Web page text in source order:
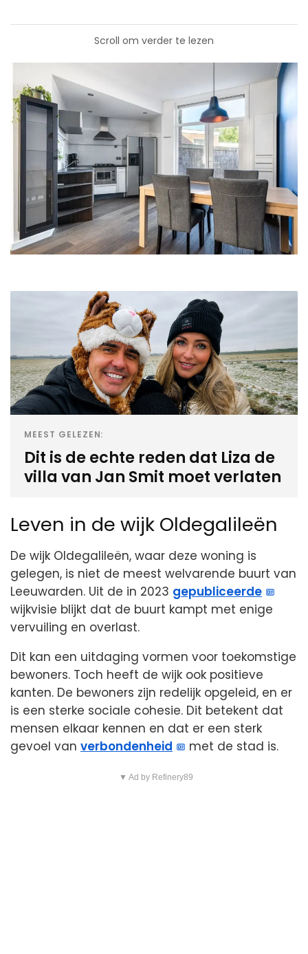
Scroll om verder te lezen
MEEST GELEZEN:
Dit is de echte reden dat Liza de
villa van Jan Smit moet verlaten
Leven in de wijk Oldegalileën
De wijk Oldegalileën, waar deze woning is
gelegen, is niet de meest welvarende buurt van
Leeuwarden. Uit de in 2023 gepubliceerde
wijkvisie blijkt dat de buurt kampt met enige
vervuiling en overlast.
Dit kan een uitdaging vormen voor toekomstige
bewoners. Toch heeft de wijk ook positieve
kanten. De bewoners zijn redelijk opgeleid, en er
is een sterke sociale cohesie. Dit betekent dat
mensen elkaar kennen en dat er een sterk
gevoel van verbondenheid met de stad is.
▼ Ad by Refinery89